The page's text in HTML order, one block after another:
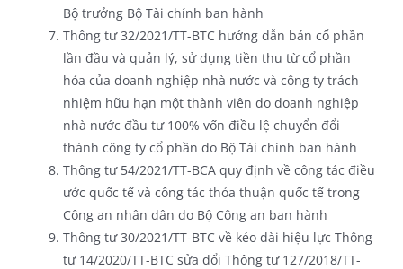
Bộ trưởng Bộ Tài chính ban hành
Thông tư 32/2021/TT-BTC hướng dẫn bán cổ phần
lần đầu và quản lý, sử dụng tiền thu từ cổ phần
hóa của doanh nghiệp nhà nước và công ty trách
nhiệm hữu hạn một thành viên do doanh nghiệp
nhà nước đầu tư 100% vốn điều lệ chuyển đổi
thành công ty cổ phần do Bộ Tài chính ban hành
Thông tư 54/2021/TT-BCA quy định về công tác điều
ước quốc tế và công tác thỏa thuận quốc tế trong
Công an nhân dân do Bộ Công an ban hành
Thông tư 30/2021/TT-BTC về kéo dài hiệu lực Thông
tư 14/2020/TT-BTC sửa đổi Thông tư 127/2018/TT-